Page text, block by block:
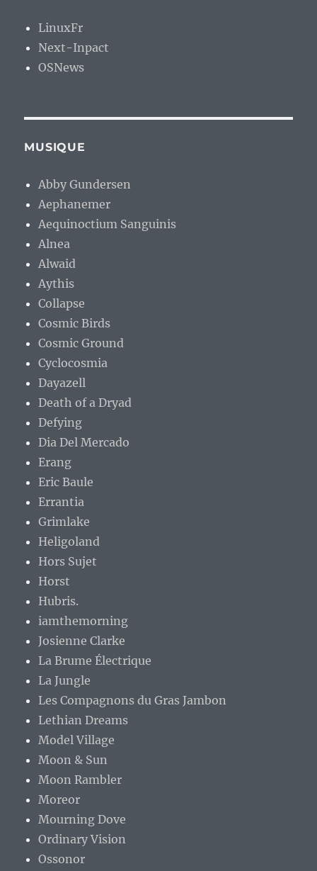
LinuxFr
Next-Inpact
OSNews
MUSIQUE
Abby Gundersen
Aephanemer
Aequinoctium Sanguinis
Alnea
Alwaid
Aythis
Collapse
Cosmic Birds
Cosmic Ground
Cyclocosmia
Dayazell
Death of a Dryad
Defying
Dia Del Mercado
Erang
Eric Baule
Errantia
Grimlake
Heligoland
Hors Sujet
Horst
Hubris.
iamthemorning
Josienne Clarke
La Brume Électrique
La Jungle
Les Compagnons du Gras Jambon
Lethian Dreams
Model Village
Moon & Sun
Moon Rambler
Moreor
Mourning Dove
Ordinary Vision
Ossonor